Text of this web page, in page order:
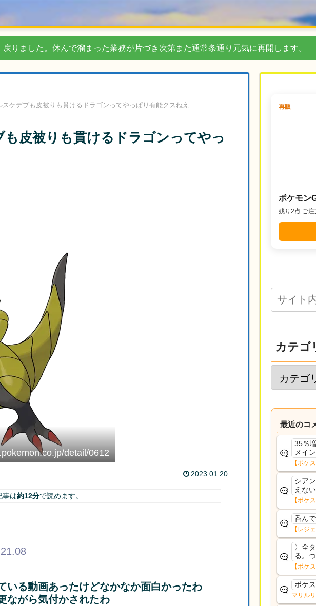
戻りました。休んで溜まった業務が片づき次第また通常条通り元気に再開します。
スケデブも皮被りも貫けるドラゴンってやっぱり有能クスねえ
も皮被りも貫けるドラゴンってやっ
detail/0612
2023.01.20
事は約12分で読めます。
いる動画あったけどなかなか面白かったわ
ながら気付かされたわ
再販
ポケモン
残り2点 ご
カテゴ
最近のコ
35％
メイ
果の
まと
に言
【ポケ
シア
えな
るわ
【ポケ
呑ん
【レジ
〉全
る。
もん
リソ
やっ
ラピ
【ポケ
ポケ
マリル